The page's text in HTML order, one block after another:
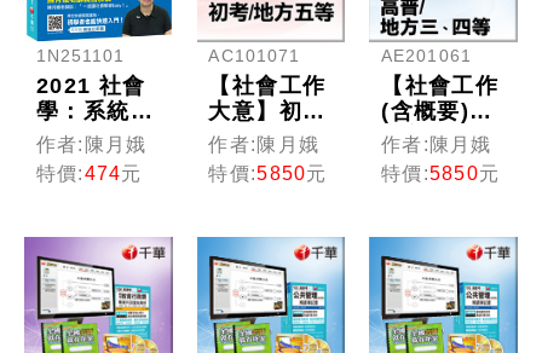
1N251101
2021 社會
學：系統綱
要＋課前導
讀，架構清
晰提綱挈
版〕（高普
考、地方特
考、調查
局、各類特
考）
作者:陳月娥
特價:474元
AC101071
【社會工作
大意】初考
／地方五等
(光碟版函
授)
作者:陳月娥
特價:5850元
AE201061
【社會工作
(含概要)】
高普考／三
四等特考
(光碟版函
作者:陳月娥
特價:5850元